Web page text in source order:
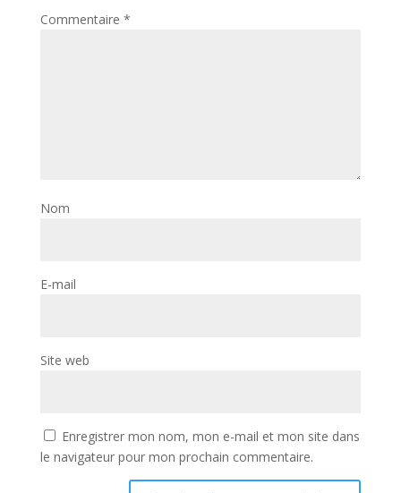
Commentaire *
Nom
E-mail
Site web
Enregistrer mon nom, mon e-mail et mon site dans
le navigateur pour mon prochain commentaire.